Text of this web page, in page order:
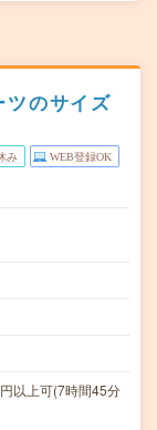
ツのサイズ
み WEB登録OK
以上可(7時間45分